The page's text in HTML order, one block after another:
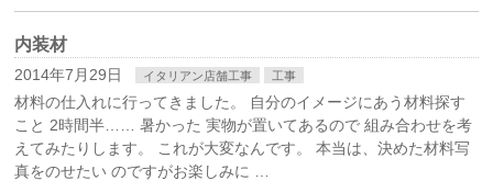
内装材
2014年7月29日 イタリアン店舗工事 工事
材料の仕入れに行ってきました。 自分のイメージにあう材料探す
こと 2時間半…… 暑かった 実物が置いてあるので 組み合わせを考
えてみたりします。 これが大変なんです。 本当は、決めた材料写
真をのせたい のですがお楽しみに …